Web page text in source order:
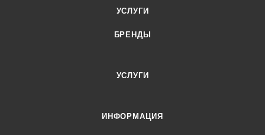
УСЛУГИ
БРЕНДЫ
УСЛУГИ
ИНФОРМАЦИЯ